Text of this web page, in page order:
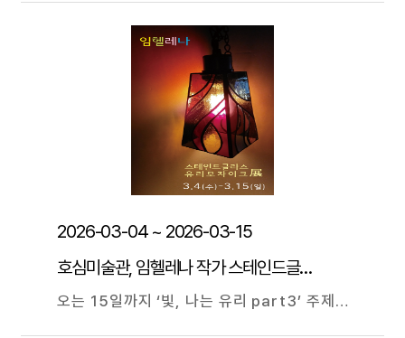
2026-03-04 ~ 2026-03-15
호심미술관, 임헬레나 작가 스테인드글라스 展
오는 15일까지 ‘빛, 나는 유리 part3’ 주제 50여 점 선봬 광주대학교(총장 김동진) 호심미술관은 지난 4일부터 임헬레나 작가의 스테인드글라스 유리모자이크 초대전 <빛, 나는 유리 part3>을 열고 있다. 작가는 20여 년 전 어느 방송에서 유럽 수도원의 스테인드글라스 제작 과정을 처음 보았다. 빛이 스테인드글라스를 투과하며 영롱한 빛으로 변하는 순간, 깊은 감동과 전율을 느꼈다. 이내 스테인드글라스 작업에 입문했다. 스테인드글라스는 색유리 유닛을 잘라 납선·동테이프로 연결하여 완성한 후, 빛이 투과하며 영롱한 세계를 이루는 시공간예술이다. 본래 서양 종교 예술로 발전했지만, 근래 동양 정신과 미학이 접목되면서 새로운 융합 공간예술로 주목받고 있다. 임 작가는 오는 15일까지 계속될 이번 전시에서 스테인드글라스와 유리모자이크 작품 50여 점을 선보인다. 최준호 호심미술관장은 “작가는 적재적소에 유닛을 배치하고 적절한 색채를 부여하며 ‘빛의 투각’을 통해 생동감과 생명력을 불어넣는 등 동양 정신과 미학을 추구하고 있다”며, “산티아고길 순례객처럼 긴 호흡으로 차분하게 스테인드글라스 길을 걷고 있다”라고 말했다. ------------------------------------------------------------------------------------------------------------------------------------------------------------------------------------------------------------------------------------------------------------------------------------------------------------ <작가 약력> -조대 미대 산업디자인학과 시각디자인 전공 -이남규 루가 유리화공방(현 루크글라스) 스테인드글라스 과정 수료, 스테인드글라스 정규과정 강사, [개인전] 2026 <빛, 나는 유리 part3>전 광주대학교 호심미술관 / 2025 <스테인드글라스 소품전> 대전 바오로딸서원 / 2025 <빛, 나는 유리 part2>전 광주 가톨릭갤러리 현 / 2024 <빛, 나는 유리>전 광주 동명이인 / 2024 <빛을 담은.. 스테인드 글라스와 유리모자이크>전 광주 오월미술관 / 2023 <빛을 담은.. 스테인드글라스>전 서울 대학로 혜화나무 [단체전] 2021 ‘그래, 여기까지 잘 왔다’ 제주 부미갤러리 현) 서울대교구 명동성당 문화학교 스테인드글라스 강사, 성당(서울ㆍ인천ㆍ충청 등) 스테인드글라스 제작ㆍ설치ㆍ복원 작업 참여